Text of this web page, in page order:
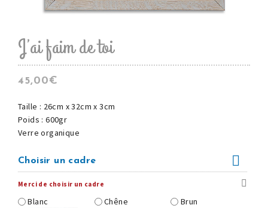
J’ai faim de toi
45,00€
Taille : 26cm x 32cm x 3cm
Poids : 600gr
Verre organique
Choisir un cadre
Merci de choisir un cadre
Blanc Chêne Brun